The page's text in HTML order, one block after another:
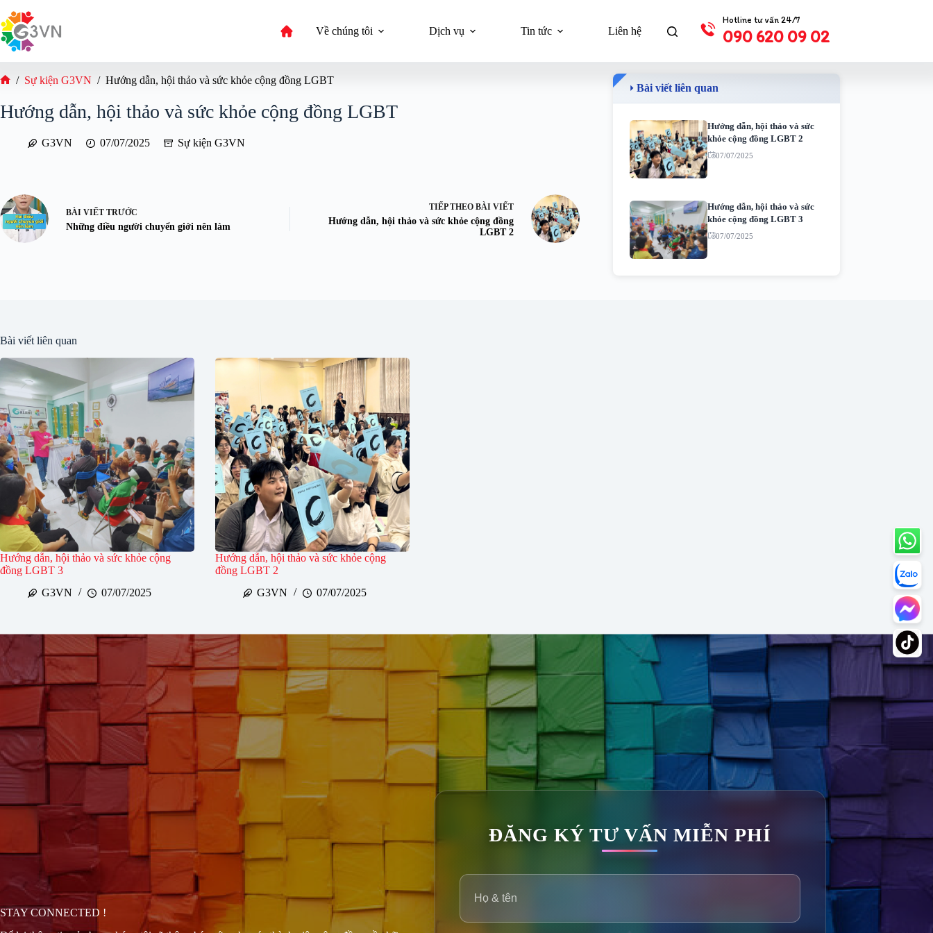
đến
phần
nội
dung
Về chúng tôi Dịch vụ Tin tức Liên hệ
Hotline tư vấn 24/7
090 620 09 02
chủ
/ Sự kiện G3VN / Hướng dẫn, hội thảo và sức khỏe cộng đồng LGBT
Hướng dẫn, hội thảo và sức khỏe cộng đồng LGBT
G3VN 07/07/2025 Sự kiện G3VN
BÀI VIẾT TRƯỚC
Những điều người chuyển giới nên làm
TIẾP THEO BÀI VIẾT
Hướng dẫn, hội thảo và sức khỏe cộng đồng
LGBT 2
Bài viết liên quan
Hướng dẫn, hội thảo và sức
khỏe cộng đồng LGBT 2
07/07/2025
Hướng dẫn, hội thảo và sức
khỏe cộng đồng LGBT 3
07/07/2025
Bài viết liên quan
Hướng dẫn, hội thảo và sức khỏe cộng
đồng LGBT 3
G3VN
07/07/2025
Hướng dẫn, hội thảo và sức khỏe cộng
đồng LGBT 2
G3VN
07/07/2025
STAY CONNECTED !
ĐĂNG KÝ TƯ VẤN MIỄN PHÍ